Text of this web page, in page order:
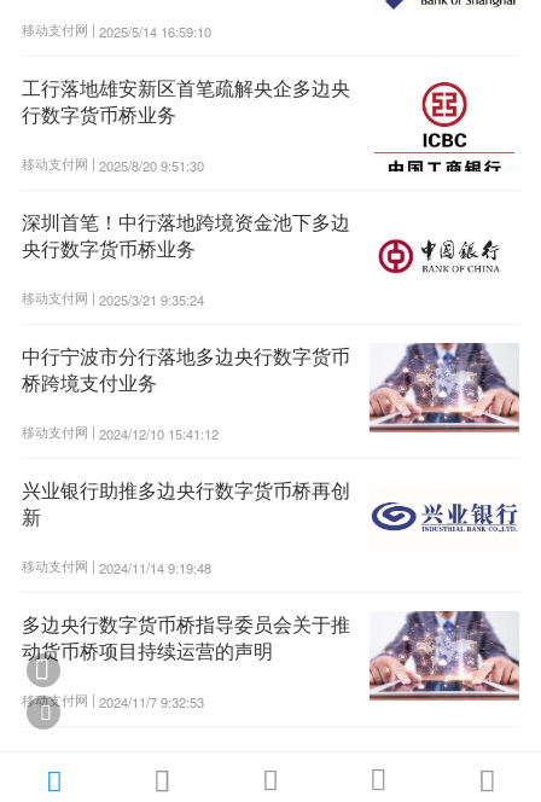
移动支付网 | 2025/5/14 16:59:10
工行落地雄安新区首笔疏解央企多边央
行数字货币桥业务
移动支付网 | 2025/8/20 9:51:30
深圳首笔！中行落地跨境资金池下多边
央行数字货币桥业务
移动支付网 | 2025/3/21 9:35:24
中行宁波市分行落地多边央行数字货币
桥跨境支付业务
移动支付网 | 2024/12/10 15:41:12
兴业银行助推多边央行数字货币桥再创
新
移动支付网 | 2024/11/14 9:19:48
多边央行数字货币桥指导委员会关于推
动货币桥项目持续运营的声明
移动支付网 | 2024/11/7 9:32:53
    

